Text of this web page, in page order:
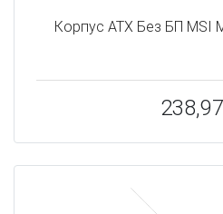
Корпус ATX Без БП MSI